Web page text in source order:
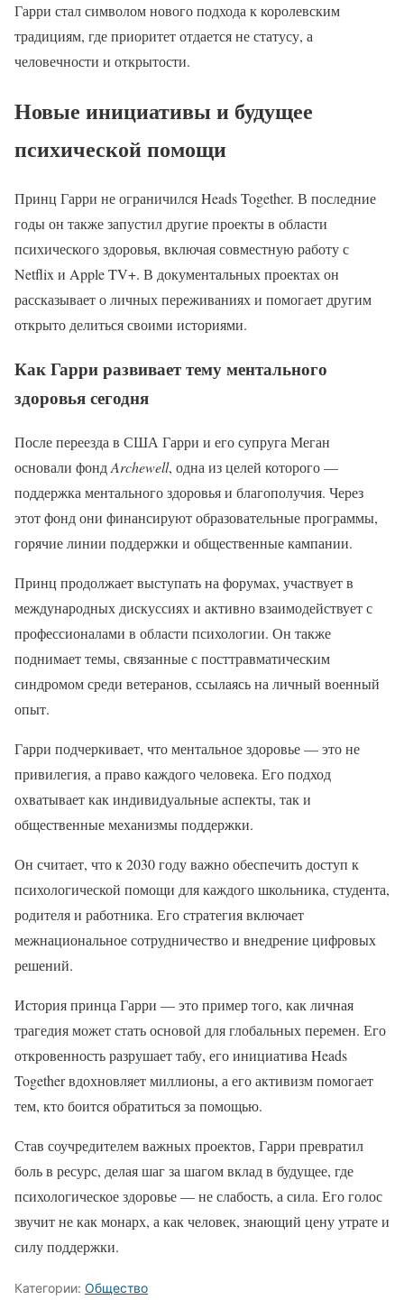
Гарри стал символом нового подхода к королевским
традициям, где приоритет отдается не статусу, а
человечности и открытости.
Новые инициативы и будущее
психической помощи
Принц Гарри не ограничился Heads Together. В последние
годы он также запустил другие проекты в области
психического здоровья, включая совместную работу с
Netflix и Apple TV+. В документальных проектах он
рассказывает о личных переживаниях и помогает другим
открыто делиться своими историями.
Как Гарри развивает тему ментального
здоровья сегодня
После переезда в США Гарри и его супруга Меган
основали фондArchewell, одна из целей которого —
поддержка ментального здоровья и благополучия. Через
этот фонд они финансируют образовательные программы,
горячие линии поддержки и общественные кампании.
Принц продолжает выступать на форумах, участвует в
международных дискуссиях и активно взаимодействует с
профессионалами в области психологии. Он также
поднимает темы, связанные с посттравматическим
синдромом среди ветеранов, ссылаясь на личный военный
опыт.
Гарри подчеркивает, что ментальное здоровье — это не
привилегия, а право каждого человека. Его подход
охватывает как индивидуальные аспекты, так и
общественные механизмы поддержки.
Он считает, что к 2030 году важно обеспечить доступ к
психологической помощи для каждого школьника, студента,
родителя и работника. Его стратегия включает
межнациональное сотрудничество и внедрение цифровых
решений.
История принца Гарри — это пример того, как личная
трагедия может стать основой для глобальных перемен. Его
откровенность разрушает табу, его инициатива Heads
Together вдохновляет миллионы, а его активизм помогает
тем, кто боится обратиться за помощью.
Став соучредителем важных проектов, Гарри превратил
боль в ресурс, делая шаг за шагом вклад в будущее, где
психологическое здоровье — не слабость, а сила. Его голос
звучит не как монарх, а как человек, знающий цену утрате и
силу поддержки.
Категории: Общество